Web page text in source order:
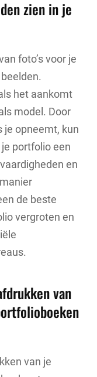
zien in je
foto’s voor je
het aankomt
model. Door
je opneemt, kun
portfolio een
en
de beste
vergroten en
van
van je